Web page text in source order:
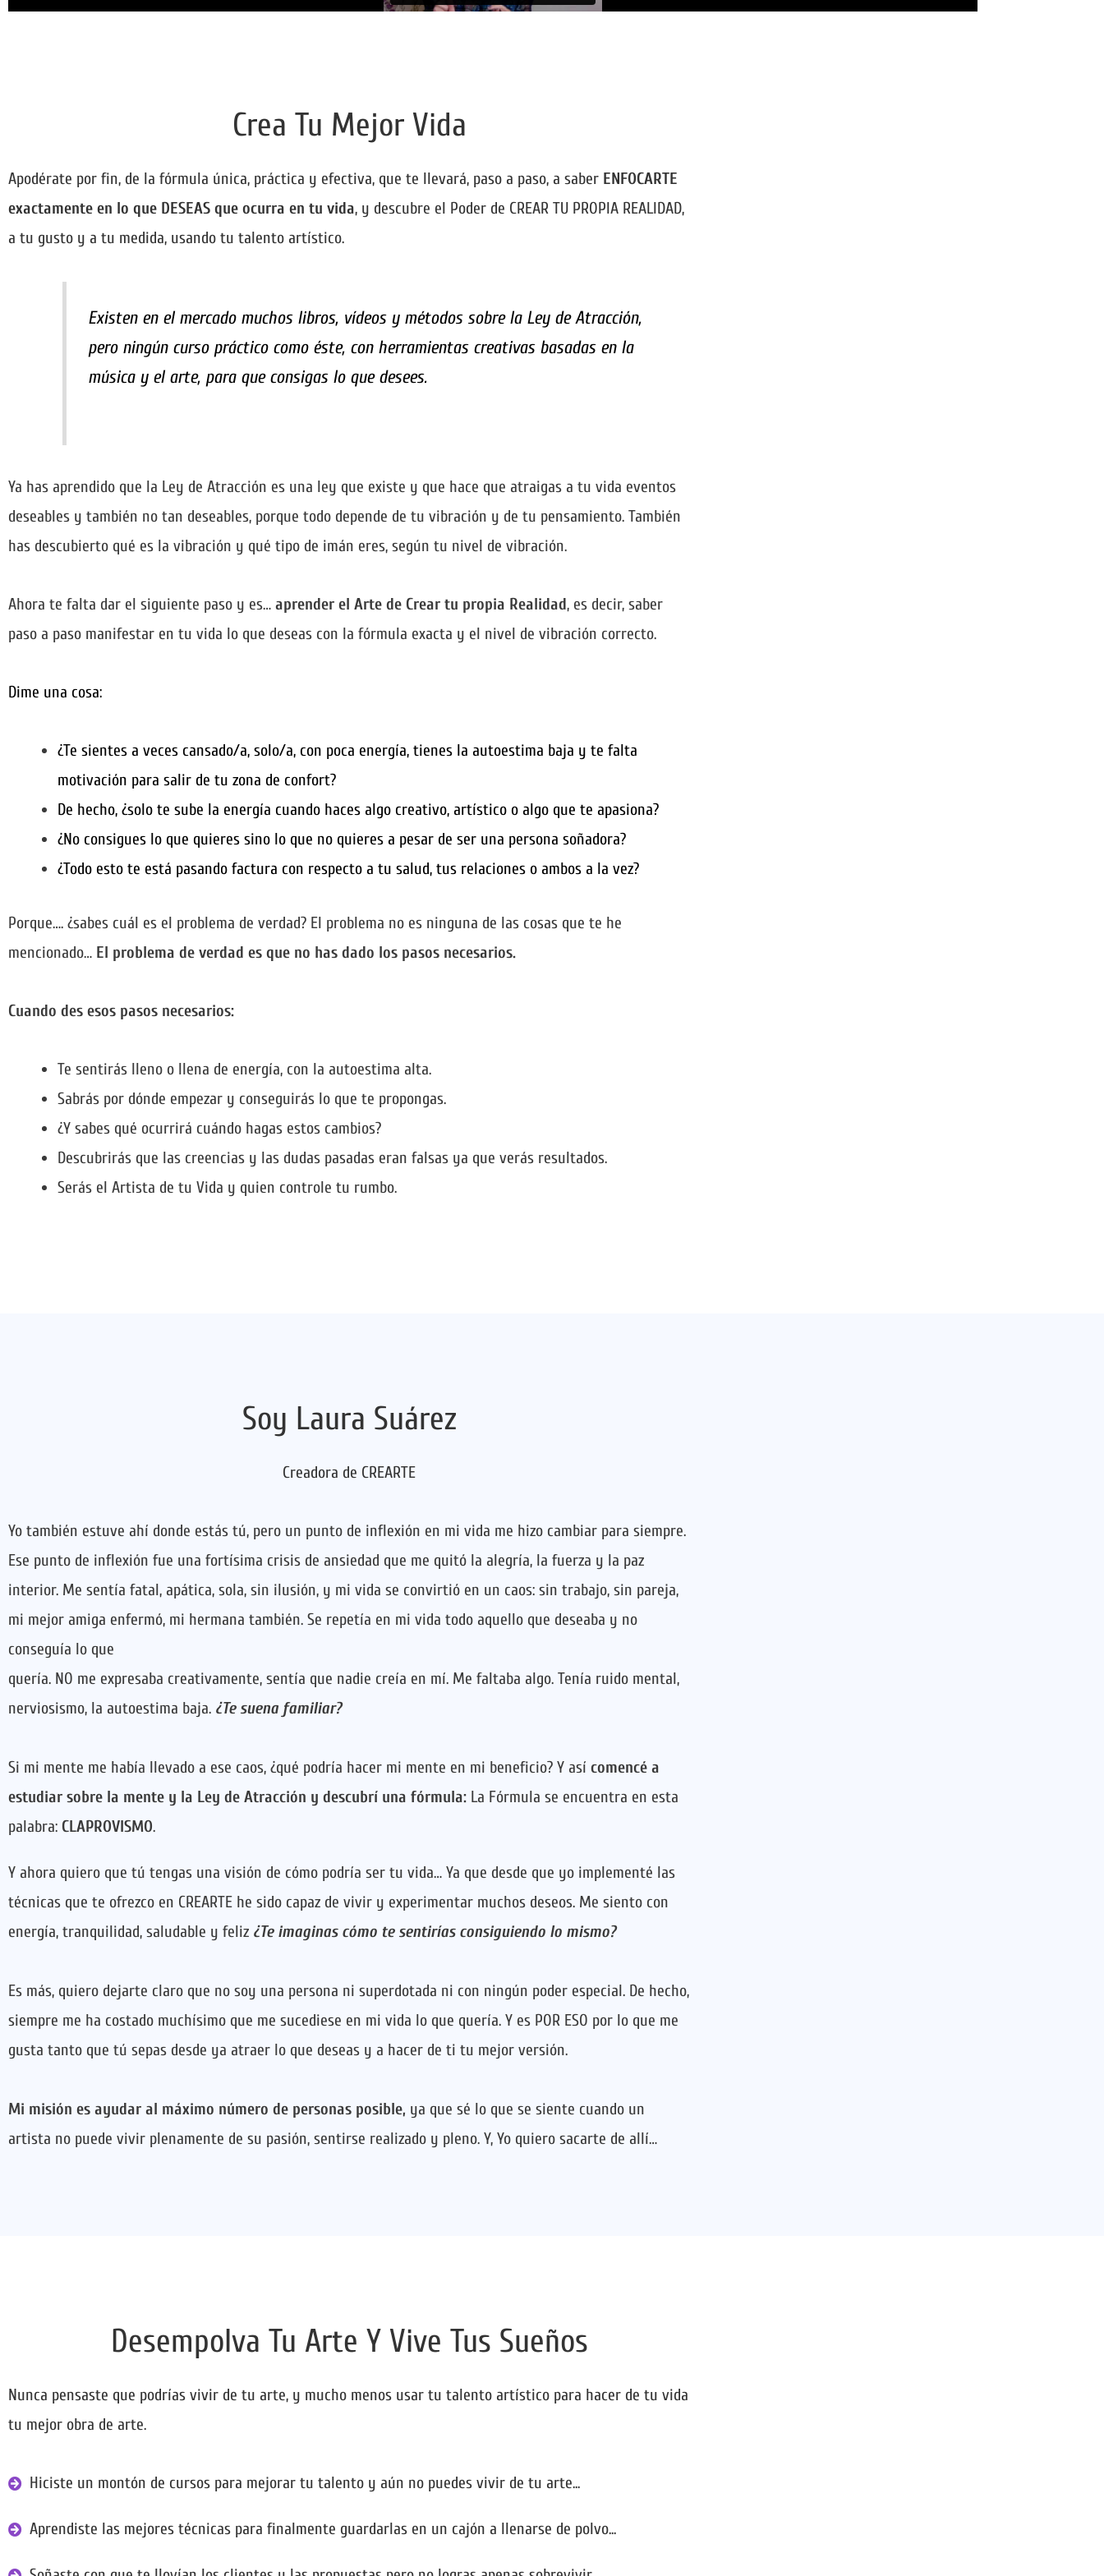
Crea Tu Mejor Vida
Apodérate por fin, de la fórmula única, práctica y efectiva, que te llevará, paso a paso, a saber ENFOCARTE
exactamente en lo que DESEAS que ocurra en tu vida, y descubre el Poder de CREAR TU PROPIA REALIDAD,
a tu gusto y a tu medida, usando tu talento artístico.
Existen en el mercado muchos libros, vídeos y métodos sobre la Ley de Atracción,
pero ningún curso práctico como éste, con herramientas creativas basadas en la
música y el arte, para que consigas lo que desees.
Ya has aprendido que la Ley de Atracción es una ley que existe y que hace que atraigas a tu vida eventos
deseables y también no tan deseables, porque todo depende de tu vibración y de tu pensamiento. También
has descubierto qué es la vibración y qué tipo de imán eres, según tu nivel de vibración.
Ahora te falta dar el siguiente paso y es… aprender el Arte de Crear tu propia Realidad, es decir, saber
paso a paso manifestar en tu vida lo que deseas con la fórmula exacta y el nivel de vibración correcto.
Dime una cosa:
¿Te sientes a veces cansado/a, solo/a, con poca energía, tienes la autoestima baja y te falta
motivación para salir de tu zona de confort?
De hecho, ¿solo te sube la energía cuando haces algo creativo, artístico o algo que te apasiona?
¿No consigues lo que quieres sino lo que no quieres a pesar de ser una persona soñadora?
¿Todo esto te está pasando factura con respecto a tu salud, tus relaciones o ambos a la vez?
Porque…. ¿sabes cuál es el problema de verdad? El problema no es ninguna de las cosas que te he
mencionado… El problema de verdad es que no has dado los pasos necesarios.
Cuando des esos pasos necesarios:
Te sentirás lleno o llena de energía, con la autoestima alta.
Sabrás por dónde empezar y conseguirás lo que te propongas.
¿Y sabes qué ocurrirá cuándo hagas estos cambios?
Descubrirás que las creencias y las dudas pasadas eran falsas ya que verás resultados.
Serás el Artista de tu Vida y quien controle tu rumbo.
Soy Laura Suárez
Creadora de CREARTE
Yo también estuve ahí donde estás tú, pero un punto de inflexión en mi vida me hizo cambiar para siempre.
Ese punto de inflexión fue una fortísima crisis de ansiedad que me quitó la alegría, la fuerza y la paz
interior. Me sentía fatal, apática, sola, sin ilusión, y mi vida se convirtió en un caos: sin trabajo, sin pareja,
mi mejor amiga enfermó, mi hermana también. Se repetía en mi vida todo aquello que deseaba y no
conseguía lo que
quería. NO me expresaba creativamente, sentía que nadie creía en mí. Me faltaba algo. Tenía ruido mental,
nerviosismo, la autoestima baja. ¿Te suena familiar?
Si mi mente me había llevado a ese caos, ¿qué podría hacer mi mente en mi beneficio? Y así comencé a
estudiar sobre la mente y la Ley de Atracción y descubrí una fórmula: La Fórmula se encuentra en esta
palabra: CLAPROVISMO.
Y ahora quiero que tú tengas una visión de cómo podría ser tu vida… Ya que desde que yo implementé las
técnicas que te ofrezco en CREARTE he sido capaz de vivir y experimentar muchos deseos. Me siento con
energía, tranquilidad, saludable y feliz ¿Te imaginas cómo te sentirías consiguiendo lo mismo?
Es más, quiero dejarte claro que no soy una persona ni superdotada ni con ningún poder especial. De hecho,
siempre me ha costado muchísimo que me sucediese en mi vida lo que quería. Y es POR ESO por lo que me
gusta tanto que tú sepas desde ya atraer lo que deseas y a hacer de ti tu mejor versión.
Mi misión es ayudar al máximo número de personas posible, ya que sé lo que se siente cuando un
artista no puede vivir plenamente de su pasión, sentirse realizado y pleno. Y, Yo quiero sacarte de allí…
Desempolva Tu Arte Y Vive Tus Sueños
Nunca pensaste que podrías vivir de tu arte, y mucho menos usar tu talento artístico para hacer de tu vida
tu mejor obra de arte.
Hiciste un montón de cursos para mejorar tu talento y aún no puedes vivir de tu arte...
Aprendiste las mejores técnicas para finalmente guardarlas en un cajón a llenarse de polvo...